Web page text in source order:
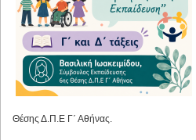
Θέσης Δ.Π.Ε Γ΄ Αθήνας.